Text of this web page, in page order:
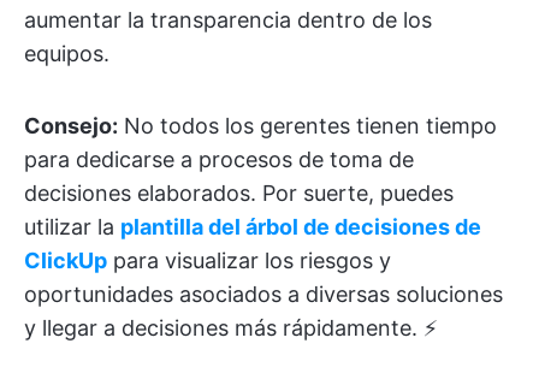
aumentar la transparencia dentro de los
equipos.
Consejo: No todos los gerentes tienen tiempo
para dedicarse a procesos de toma de
decisiones elaborados. Por suerte, puedes
utilizar la plantilla del árbol de decisiones de
ClickUp para visualizar los riesgos y
oportunidades asociados a diversas soluciones
y llegar a decisiones más rápidamente. ⚡